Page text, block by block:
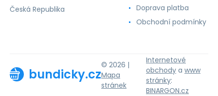
Česká Republika
Doprava platba
Obchodní podmínky
bundicky.cz
© 2026 |
Mapa
stránek
Internetové
obchody a www
stránky:
BINARGON.cz